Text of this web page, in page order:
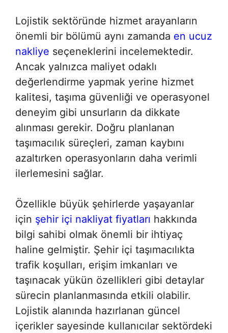
Lojistik sektöründe hizmet arayanların
önemli bir bölümü aynı zamanda en ucuz
nakliye seçeneklerini incelemektedir.
Ancak yalnızca maliyet odaklı
değerlendirme yapmak yerine hizmet
kalitesi, taşıma güvenliği ve operasyonel
deneyim gibi unsurların da dikkate
alınması gerekir. Doğru planlanan
taşımacılık süreçleri, zaman kaybını
azaltırken operasyonların daha verimli
ilerlemesini sağlar.
Özellikle büyük şehirlerde yaşayanlar
için şehir içi nakliyat fiyatları hakkında
bilgi sahibi olmak önemli bir ihtiyaç
haline gelmiştir. Şehir içi taşımacılıkta
trafik koşulları, erişim imkanları ve
taşınacak yükün özellikleri gibi detaylar
sürecin planlanmasında etkili olabilir.
Lojistik alanında hazırlanan güncel
içerikler sayesinde kullanıcılar sektördeki